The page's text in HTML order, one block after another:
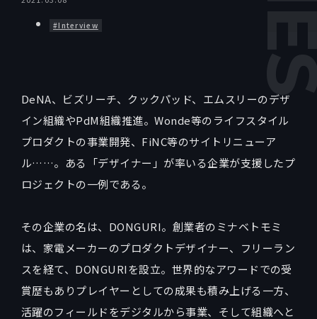
#Interview
DeNA、ビズリーチ、クックパッド、エムスリーのデザ
イン組織やPdM組織推進。Wonde等のライフスタイル
プロダクトの事業開発、FiNC等のサイトリニューア
ル……。ある「デザイナー」が率いる企業が支援したプ
ロジェクトの一例である。
その企業の名は、DONGURI。創業者のミナベトモミ
は、家電メーカーのプロダクトデザイナー、フリーラン
スを経て、DONGURIを設立。世界的なアワードでの受
賞歴もありプレイヤーとしての成果も積み上げる一方、
活躍のフィールドをデジタルから事業、そして組織へと